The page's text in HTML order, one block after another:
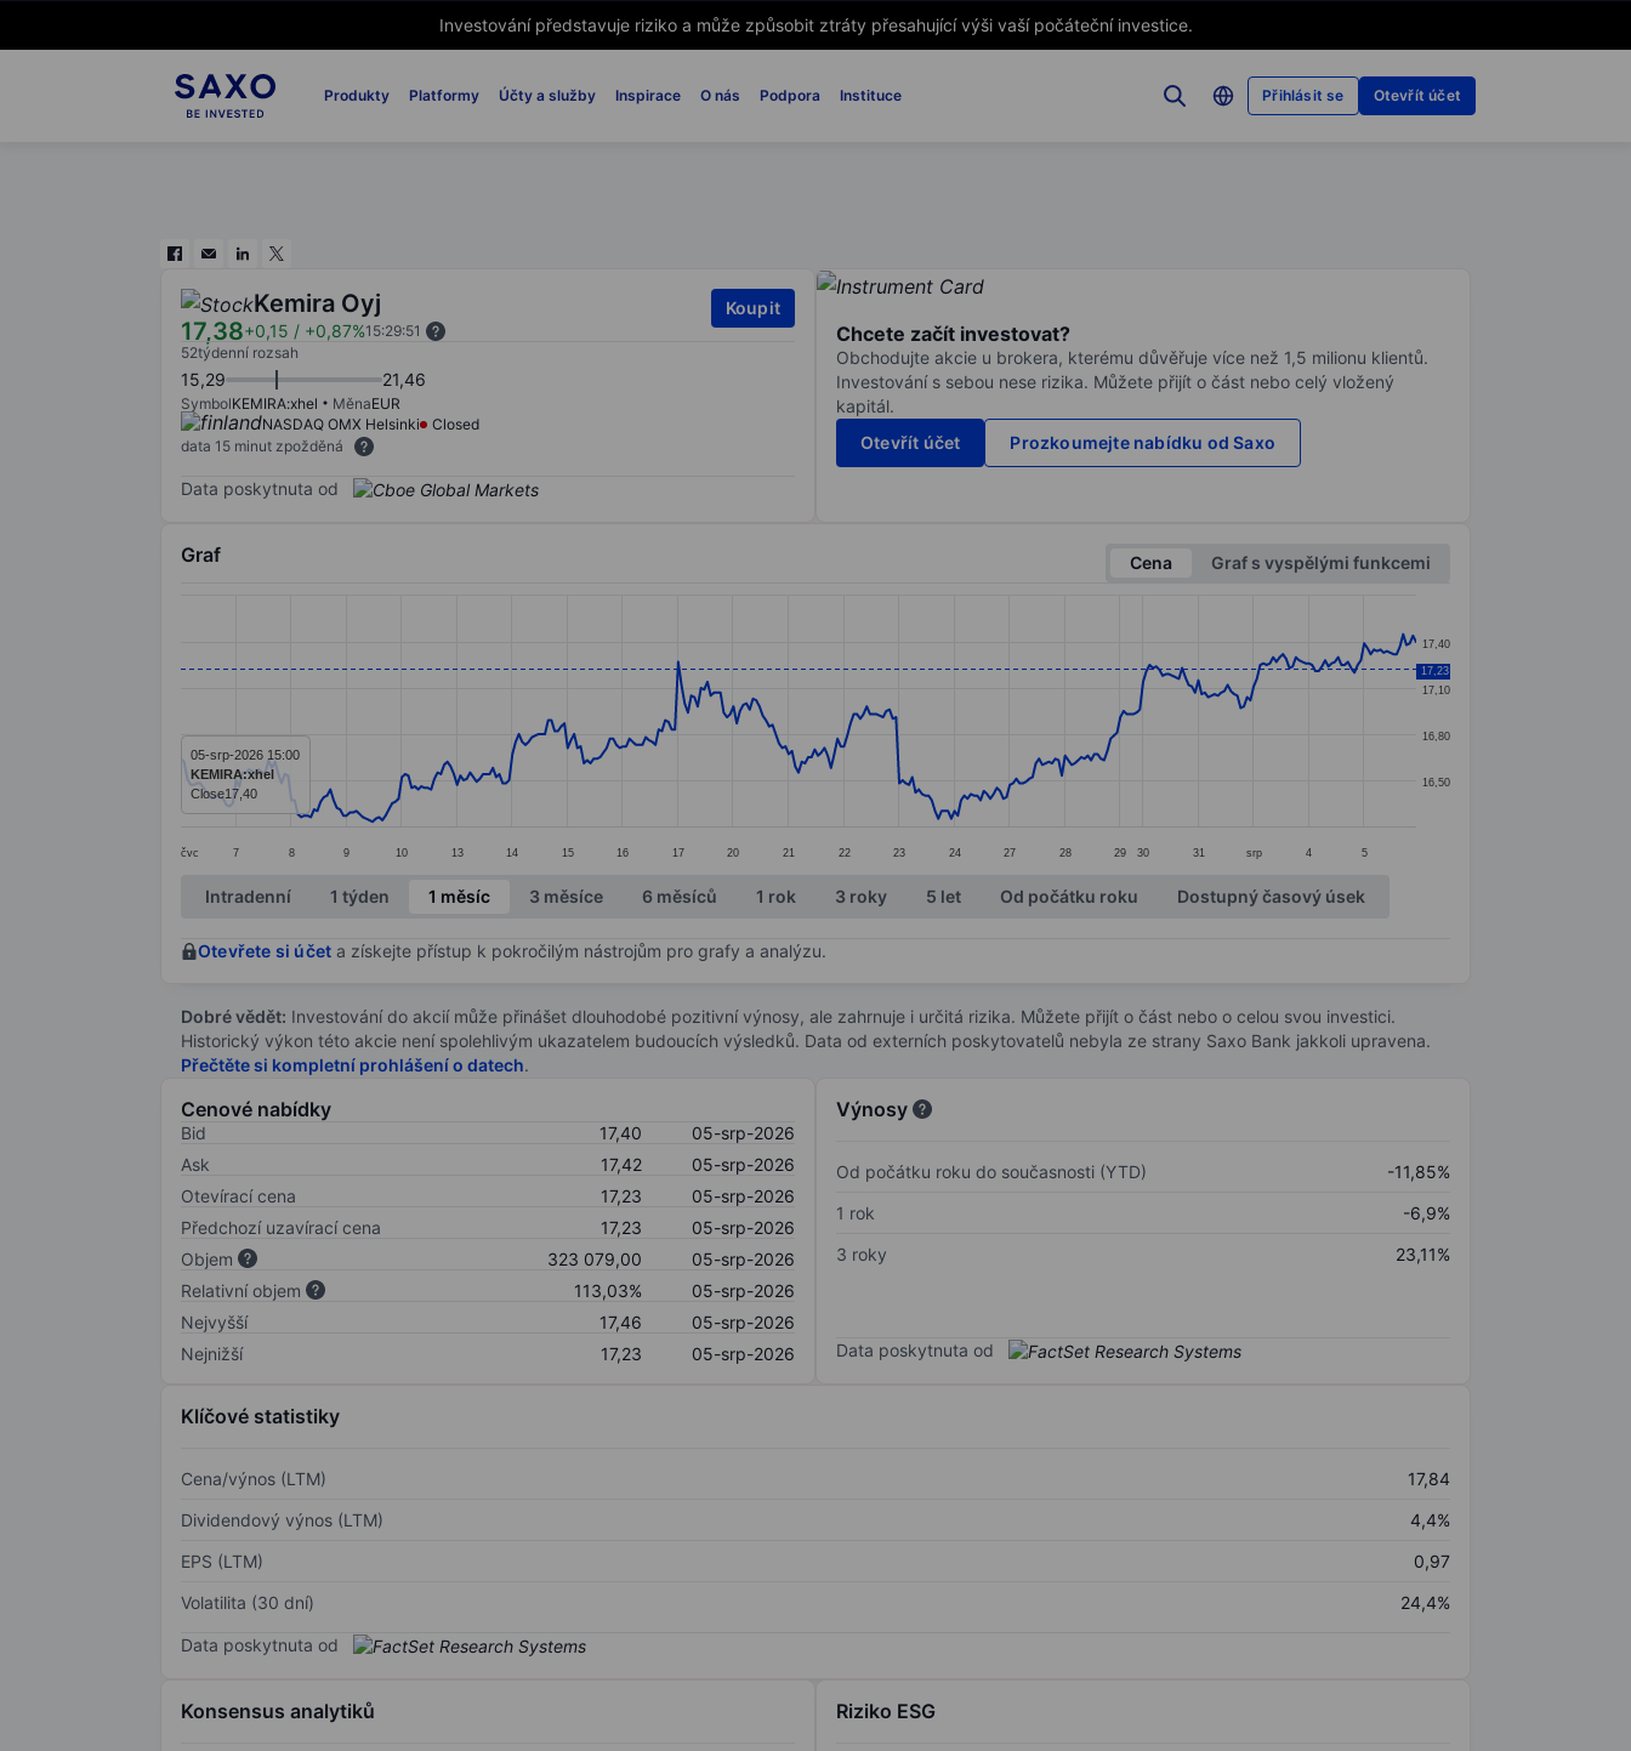
Produkty Platformy Účty a služby Inspirace O nás Podpora Instituce Přihlásit se Otevřít účet
Investování představuje riziko a může způsobit ztráty přesahující výši vaší počáteční investice.
Kemira Oyj
17,38+0,15 / +0,87%15:29:51
Koupit
52týdenní rozsah
15,29 21,46
SymbolKEMIRA:xhel MěnaEUR
NASDAQ OMX Helsinki
Closed
data 15 minut zpožděná
Data poskytnuta od
Chcete začít investovat?
Obchodujte akcie u brokera, kterému důvěřuje více než 1,5 milionu klientů.
Investování s sebou nese rizika. Můžete přijít o část nebo celý vložený
kapitál.
Otevřít účet
Prozkoumejte nabídku od Saxo
Graf Cena
Graf s vyspělými funkcemi
The chart has 1 Y axis displaying values. Data ranges from 16.23 to 17.45.
čvc 7 8 9 10 13 14 15 16 17 20 21 22 23 24 27 28 29 30 31 srp 4 5
16,50
16,80
17,10
17,40
17,23
05-srp-2026 15:00
KEMIRA:xhel
Close17,40
End of interactive chart.
Intradenní 1 týden 1 měsíc 3 měsíce 6 měsíců 1 rok 3 roky 5 let Od počátku roku Dostupný časový úsek
Otevřete si účet a získejte přístup k pokročilým nástrojům pro grafy a analýzu.
Dobré vědět: Investování do akcií může přinášet dlouhodobé pozitivní výnosy, ale zahrnuje i určitá rizika. Můžete přijít o část nebo o celou svou investici.
Historický výkon této akcie není spolehlivým ukazatelem budoucích výsledků. Data od externích poskytovatelů nebyla ze strany Saxo Bank jakkoli upravena.
Přečtěte si kompletní prohlášení o datech.
Cenové nabídky
Bid 17,40
05-srp-2026
Ask
17,42
05-srp-2026
Otevírací cena
17,23
05-srp-2026
Předchozí uzavírací cena
17,23
05-srp-2026
Objem
323 079,00
05-srp-2026
Relativní objem
113,03%
05-srp-2026
Nejvyšší
17,46
05-srp-2026
Nejnižší
17,23 05-srp-2026
Výnosy
Od počátku roku do současnosti (YTD)
-11,85%
1 rok
-6,9%
3 roky
23,11%
Data poskytnuta od
Klíčové statistiky
Cena/výnos (LTM)
17,84
Dividendový výnos (LTM)
4,4%
EPS (LTM)
0,97
Volatilita (30 dní)
24,4%
Data poskytnuta od
Konsensus analytiků Riziko ESG